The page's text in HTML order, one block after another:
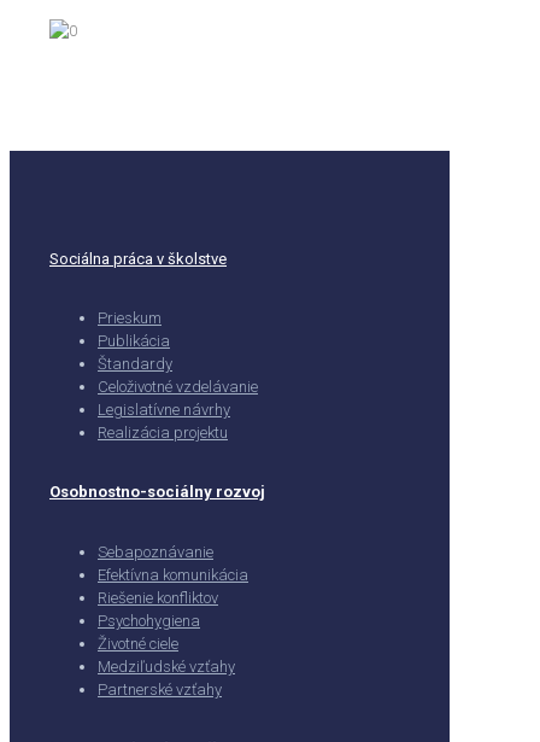
Sociálna práca v školstve
Prieskum
Publikácia
Štandardy
Celoživotné vzdelávanie
Legislatívne návrhy
Realizácia projektu
Osobnostno-sociálny rozvoj
Sebapoznávanie
Efektívna komunikácia
Riešenie konfliktov
Psychohygiena
Životné ciele
Medziľudské vzťahy
Partnerské vzťahy